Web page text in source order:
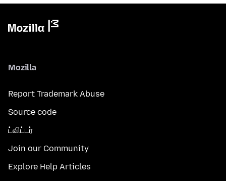
Mozilla
Report Trademark Abuse
Source code
ட்விட்டர்
Join our Community
Explore Help Articles